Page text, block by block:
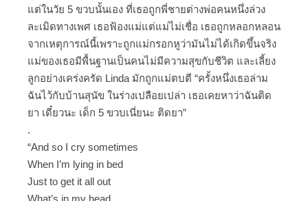
แต่ในวัย 5 ขวบนั้นเอง ที่เธอถูกพี่ชายต่างพ่อคนหนึ่งล่วง
ละเมิดทางเพศ เธอฟ้องแม่แต่แม่ไม่เชื่อ เธอถูกหลอกหลอน
จากเหตุการณ์นี้เพราะถูกแม่กรอกหูว่ามันไม่ได้เกิดขึ้นจริง
แม่ของเธอมีพื้นฐานเป็นคนไม่มีความสุขกับชีวิต และเลี้ยง
ลูกอย่างเคร่งครัด Linda มักถูกแม่ตบตี “ครั้งหนึ่งเธอล่าม
ฉันไว้กับบ้านสุนัข ในร่างเปลือยเปล่า เธอเคยหาว่าฉันติด
ยา เดี๋ยวนะ เด็ก 5 ขวบเนี่ยนะ ติดยา”
.
“And so I cry sometimes
When I’m lying in bed
Just to get it all out
What’s in my head